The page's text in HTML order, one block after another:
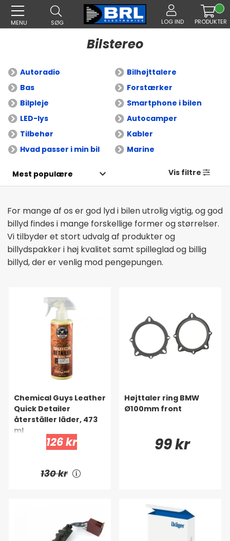
MENU SØG LOG IND PRODUKTER
Bilstereo
Autoradio
Bilhøjttalere
Bas
Forstærker
Bilpleje
Smartphone i bilen
LED-lys
Autocamper
Tilbehør
Kabler
Hvad passer i min bil
Marine
For mange af os er god lyd i bilen utrolig vigtig, og god
billyd findes i mange forskellige former og størrelser.
Vi tilbyder et stort udvalg af produkter og
billydspakker i høj kvalitet samt spilleglad og billig
billyd, der er venlig mod pengepungen.
Vis filtre
Chemical Guys Leather
Quick Detailer
återställer läder, 473
ml
126 kr
130 kr
Højttaler ring BMW
Ø100mm front
99 kr